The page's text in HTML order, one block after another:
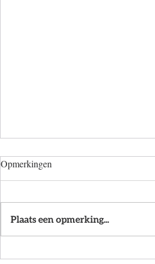
Programma symposium Citydeal
Opmerkingen
Plaats een opmerking...